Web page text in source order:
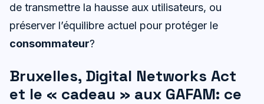
de transmettre la hausse aux utilisateurs, ou
préserver l’équilibre actuel pour protéger le
consommateur?
Bruxelles, Digital Networks Act
et le « cadeau » aux GAFAM: ce